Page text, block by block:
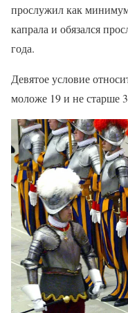
прослужил как
капрала и обязался
года.
Девятое условие
моложе 19 и не старше